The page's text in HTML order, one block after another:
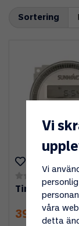
Sortering
Timer digital
395 kr
Vi
Vi
våra
detta